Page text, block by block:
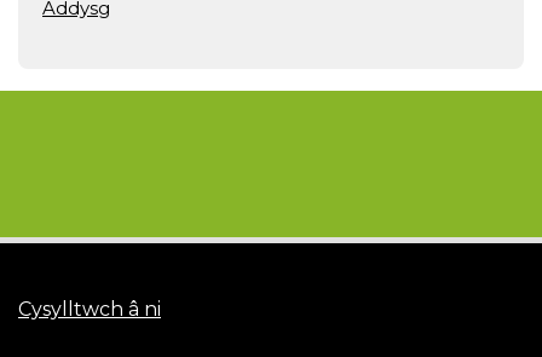
Addysg
Cysylltwch â ni